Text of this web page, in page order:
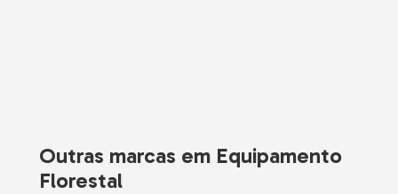
Outras marcas em Equipamento
Florestal